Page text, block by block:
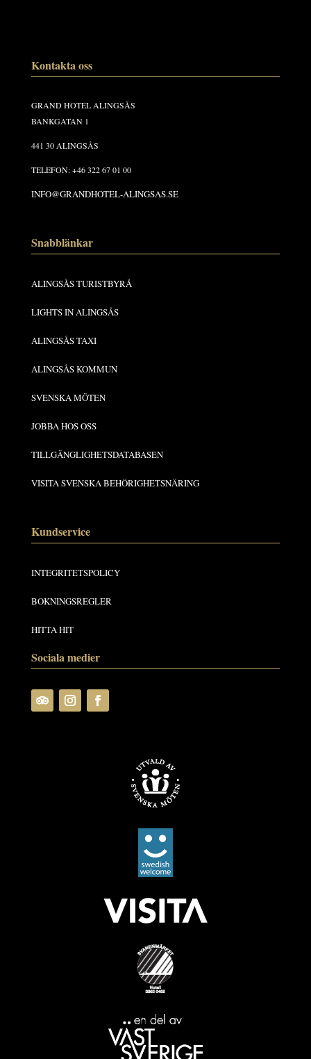
Kontakta oss
GRAND HOTEL ALINGSÅS
BANKGATAN 1
441 30 ALINGSÅS
TELEFON: +46 322 67 01 00
INFO@GRANDHOTEL-ALINGSAS.SE
Snabblänkar
ALINGSÅS TURISTBYRÅ
LIGHTS IN ALINGSÅS
ALINGSÅS TAXI
ALINGSÅS KOMMUN
SVENSKA MÖTEN
JOBBA HOS OSS
TILLGÄNGLIGHETSDATABASEN
VISITA SVENSKA BEHÖRIGHETSNÄRING
Kundservice
INTEGRITETSPOLICY
BOKNINGSREGLER
HITTA HIT
Sociala medier